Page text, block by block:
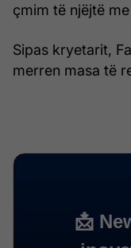
çmim të njëjtë
Sipas kryetarit,
merren masa të